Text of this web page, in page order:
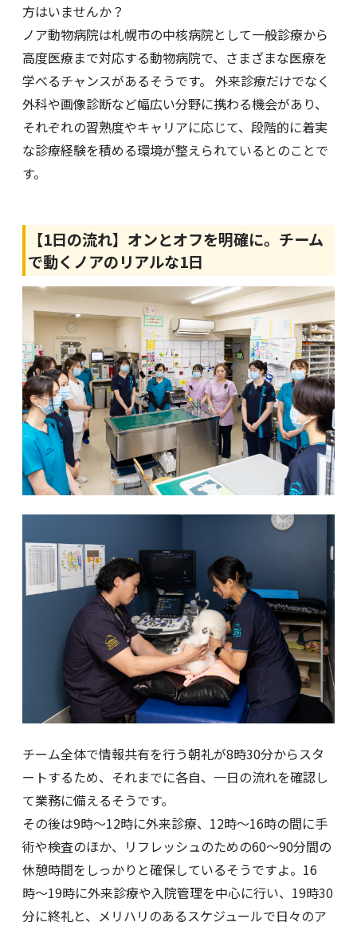
方はいませんか？
ノア動物病院は札幌市の中核病院として一般診療から
高度医療まで対応する動物病院で、さまざまな医療を
学べるチャンスがあるそうです。 外来診療だけでなく
外科や画像診断など幅広い分野に携わる機会があり、
それぞれの習熟度やキャリアに応じて、段階的に着実
な診療経験を積める環境が整えられているとのことで
す。
【1日の流れ】オンとオフを明確に。チーム
で動くノアのリアルな1日
チーム全体で情報共有を行う朝礼が8時30分からスタ
ートするため、それまでに各自、一日の流れを確認し
て業務に備えるそうです。
その後は9時〜12時に外来診療、12時〜16時の間に手
術や検査のほか、リフレッシュのための60〜90分間の
休憩時間をしっかりと確保しているそうですよ。16
時〜19時に外来診療や入院管理を中心に行い、19時30
分に終礼と、メリハリのあるスケジュールで日々のア